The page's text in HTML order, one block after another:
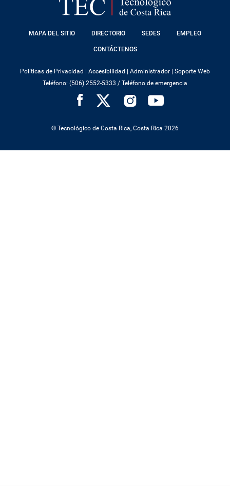
FOOTERMAPA DEL SITIO DIRECTORIO SEDES EMPLEO
CONTÁCTENOS
Políticas de Privacidad Accesibilidad Administrador
Soporte Web
Teléfono: (506) 2552-5333 / Teléfono de emergencia
© Tecnológico de Costa Rica, Costa Rica 2026